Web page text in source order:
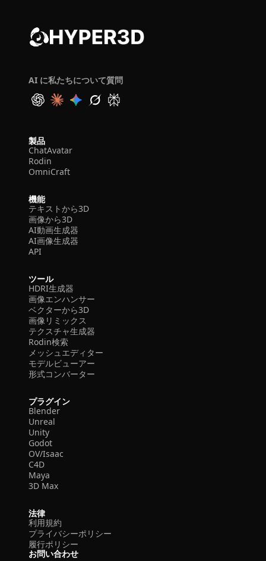
AI に私たちについて質問
製品
ChatAvatar
Rodin
OmniCraft
機能
テキストから3D
画像から3D
AI動画生成器
AI画像生成器
API
ツール
HDRI生成器
画像エンハンサー
ベクターから3D
画像リミックス
テクスチャ生成器
Rodin検索
メッシュエディター
モデルビューアー
形式コンバーター
プラグイン
Blender
Unreal
Unity
Godot
OV/Isaac
C4D
Maya
3D Max
法律
利用規約
プライバシーポリシー
履行ポリシー
お問い合わせ